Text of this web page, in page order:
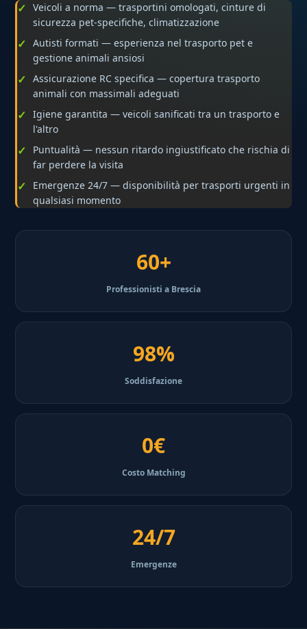
Veicoli a norma — trasportini omologati, cinture di
sicurezza pet-specifiche, climatizzazione
Autisti formati — esperienza nel trasporto pet e
gestione animali ansiosi
Assicurazione RC specifica — copertura trasporto
animali con massimali adeguati
Igiene garantita — veicoli sanificati tra un trasporto e
l'altro
Puntualità — nessun ritardo ingiustificato che rischia di
far perdere la visita
Emergenze 24/7 — disponibilità per trasporti urgenti in
qualsiasi momento
60+
Professionisti a Brescia
98%
Soddisfazione
0€
Costo Matching
24/7
Emergenze